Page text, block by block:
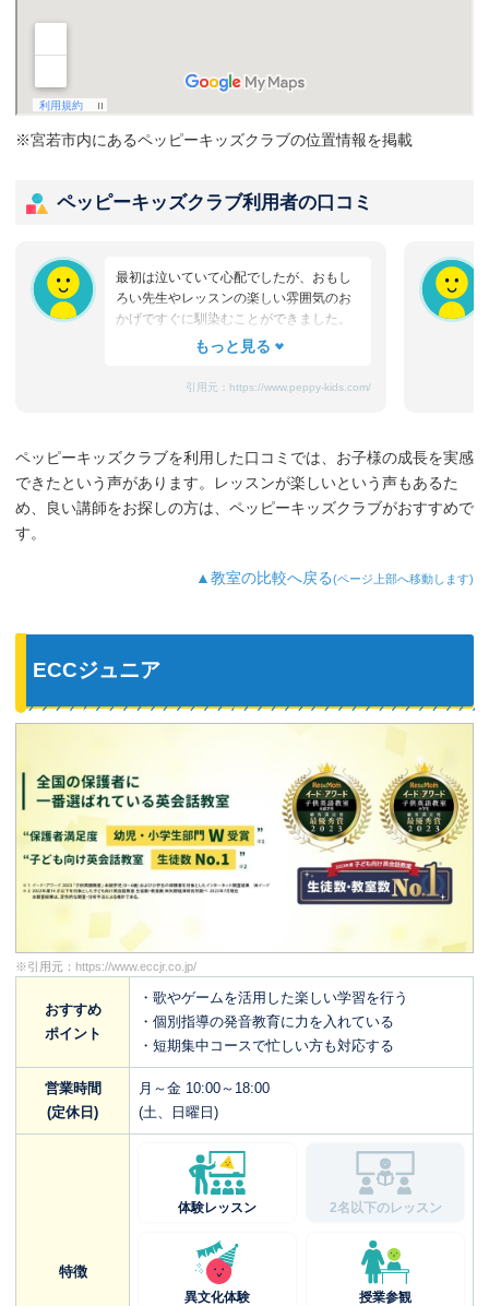
※宮若市内にあるペッピーキッズクラブの位置情報を掲載
ペッピーキッズクラブ利用者の口コミ
最初は泣いていて心配でしたが、おもし
ろい先生やレッスンの楽しい雰囲気のお
かげですぐに馴染むことができました。
たまにママと離れるときに嫌がることも
れ、お迎えのときはいつも笑顔です。
3歳児を飽きさせない充実したレッスンだ
と思います。うちの子は特に歌やダンス
が好きなようで、よく「Hello～♪」と歌
ど、色んなものを英語で教えてくれるよ
うになり、英語が身についてきているの
引用元： https://www.peppy-kids.com/
ペッピーキッズクラブを利用した口コミでは、お子様の成長を実感
できたという声があります。レッスンが楽しいという声もあるた
め、良い講師をお探しの方は、ペッピーキッズクラブがおすすめで
す。
▲教室の比較へ戻る(ページ上部へ移動します)
ECCジュニア
※引用元： https://www.eccjr.co.jp/
おすすめ
ポイント
・歌やゲームを活用した楽しい学習を行う
・個別指導の発音教育に力を入れている
・短期集中コースで忙しい方も対応する
営業時間
(定休日)
月～金 10:00～18:00
(土、日曜日)
特徴
体験レッスン 2名以下のレッスン
異文化体験 授業参観